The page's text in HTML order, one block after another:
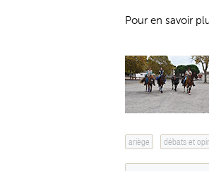
Pour en savoir
ariège débats et